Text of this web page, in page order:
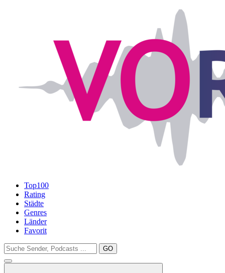
Top100
Rating
Städte
Genres
Länder
Favorit
GO